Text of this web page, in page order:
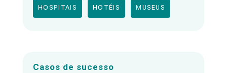
HOSPITAIS HOTÉIS MUSEUS
Casos de sucesso